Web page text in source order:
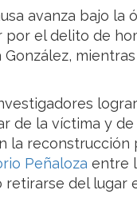
avanza bajo la
por el delito de
González,
de la víctima y
la reconstrucción
Peñaloza entre
retirarse del lugar